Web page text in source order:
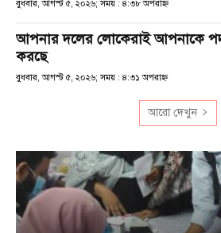
বুধবার, আগস্ট ৫, ২০২৬; সময় : ৪:৩৮ অপরাহ্ণ
আপনার দলের লোকেরাই আপনাকে
করছে
বুধবার, আগস্ট ৫, ২০২৬; সময় : ৪:৩১ অপরাহ্ণ
আরো দেখুন